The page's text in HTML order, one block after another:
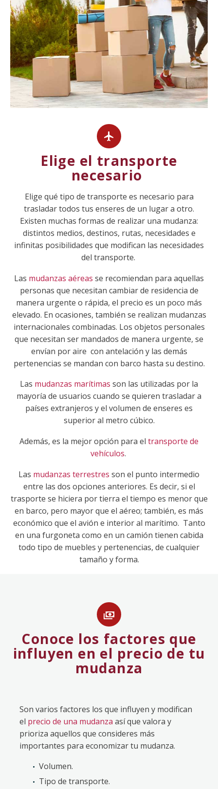


Elige el transporte
necesario
Elige qué tipo de transporte es necesario para
trasladar todos tus enseres de un lugar a otro.
Existen muchas formas de realizar una mudanza:
distintos medios, destinos, rutas, necesidades e
infinitas posibilidades que modifican las necesidades
del transporte.
Las mudanzas aéreas se recomiendan para aquellas
personas que necesitan cambiar de residencia de
manera urgente o rápida, el precio es un poco más
elevado. En ocasiones, también se realizan mudanzas
internacionales combinadas. Los objetos personales
que necesitan ser mandados de manera urgente, se
envían por aire con antelación y las demás
pertenencias se mandan con barco hasta su destino.
Las mudanzas marítimas son las utilizadas por la
mayoría de usuarios cuando se quieren trasladar a
países extranjeros y el volumen de enseres es
superior al metro cúbico.
Además, es la mejor opción para el transporte de
vehículos.
Las mudanzas terrestres son el punto intermedio
entre las dos opciones anteriores. Es decir, si el
trasporte se hiciera por tierra el tiempo es menor que
en barco, pero mayor que el aéreo; también, es más
económico que el avión e interior al marítimo. Tanto
en una furgoneta como en un camión tienen cabida
todo tipo de muebles y pertenencias, de cualquier
tamaño y forma.


Conoce los factores que
influyen en el precio de tu
mudanza
Son varios factores los que influyen y modifican
el precio de una mudanza así que valora y
prioriza aquellos que consideres más
importantes para economizar tu mudanza.
Volumen.
Tipo de transporte.